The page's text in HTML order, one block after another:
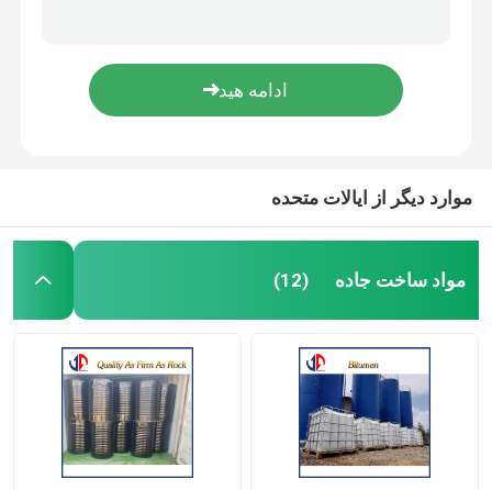
ماشین آلات بتنی
ماشین آلات کشاورزی
کامیون و وسیله نقلیه ویژه
سایر
رولر هائیدرولیک تک درام ویبراتور LSS208H
رولر هائیدرولیک تک درام ویبراتور LSS210H
موارد دیگر از ایالات متحده
مواد ساخت جاده (12)